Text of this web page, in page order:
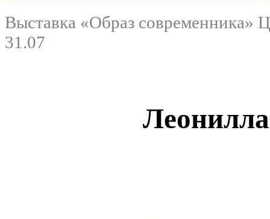
Выставка «Образ современника»
31.07